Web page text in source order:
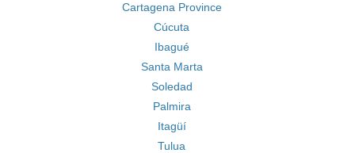
Cartagena Province
Cúcuta
Ibagué
Santa Marta
Soledad
Palmira
Itagüí
Tulua